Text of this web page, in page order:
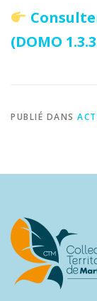
(DOMO
PUBLIÉ DANS